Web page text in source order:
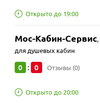
Открыто до 19:00
Мос-Кабин-Сервис,
для душевых кабин
0 : 0 Отзывы (0)
Открыто до 20:00